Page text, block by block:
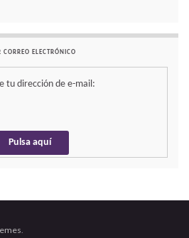
CORREO ELECTRÓNICO
tu dirección de e-mail:
.